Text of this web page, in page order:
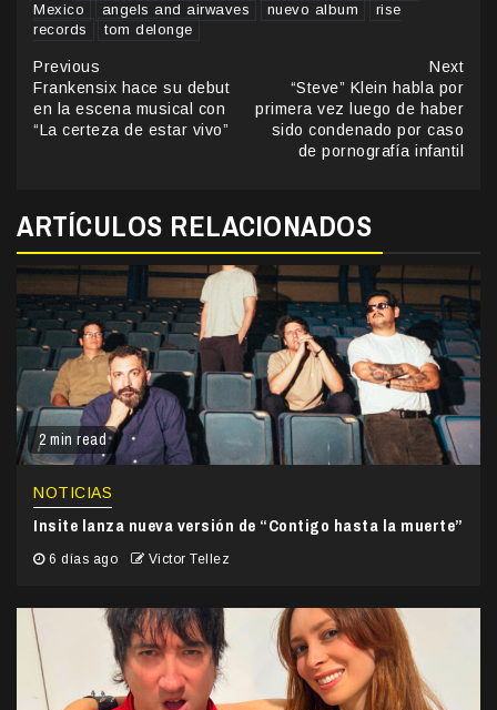
Mexico
angels and airwaves nuevo album
rise
records
tom delonge
Continue
Reading
Previous
Frankensix hace su debut
en la escena musical con
“La certeza de estar vivo”
Next
“Steve” Klein habla por
primera vez luego de haber
sido condenado por caso
de pornografía infantil
ARTÍCULOS RELACIONADOS
2 min read
NOTICIAS
Insite lanza nueva versión de “Contigo hasta la muerte”
6 días ago Victor Tellez